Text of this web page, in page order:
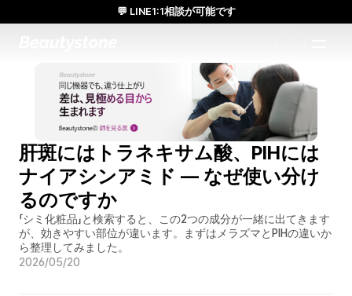
肝斑にはトラネキサム酸、PIHには
ナイアシンアミド — なぜ使い分け
るのですか
「シミ化粧品」と検索すると、この2つの成分が一緒に出てきます
が、効きやすい部位が違います。まずはメラズマとPIHの違いか
ら整理してみました。
2026/05/20
💬 LINE1:1相談が可能です
日本人通訳常駐／お得な体験価格／満足度の高い効果